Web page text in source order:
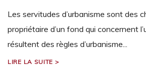
Les servitudes d’urbanisme sont des
propriétaire d’un fond qui concernent
résultent des règles d’urbanisme...
LIRE LA SUITE >